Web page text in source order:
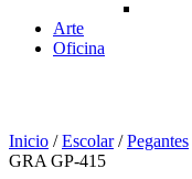
Arte
Oficina
Inicio /Escolar/Pegantes
GRA GP-415